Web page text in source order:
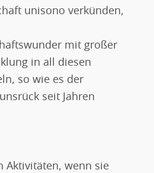
unisono verkünden,
mit großer
in all diesen
so wie es der
seit Jahren
Aktivitäten, wenn sie